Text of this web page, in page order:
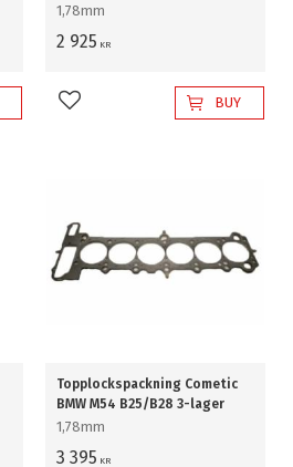
1,78mm
2 925 KR
Add to favorites BUY
Topplockspackning Cometic
BMW M54 B25/B28 3-lager
1,78mm
3 395 KR